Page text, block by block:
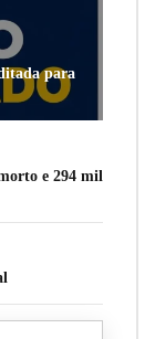
para
e 294 mil